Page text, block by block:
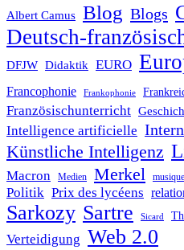
Albert Camus Blog Blogs
Deutsch-
DFJW Didaktik EURO
Francophonie Frankophonie
Französischunterricht
Intelligence artificielle
Künstliche Intelligenz
Macron Medien Merkel musique
Politik Prix des lycéens
Sarkozy Sartre Sicard
Verteidigung Web 2.0